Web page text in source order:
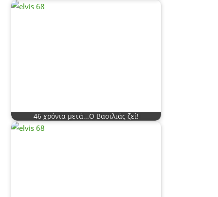
46 χρόνια μετά...Ο Βασιλιάς ζεί!